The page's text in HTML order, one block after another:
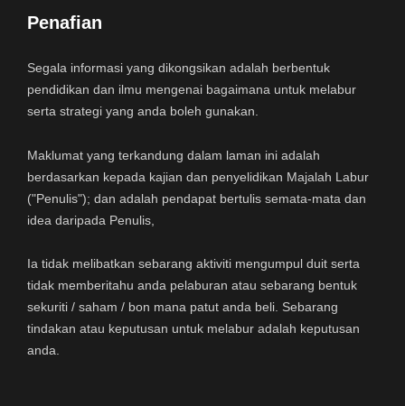
Penafian
Segala informasi yang dikongsikan adalah berbentuk
pendidikan dan ilmu mengenai bagaimana untuk melabur
serta strategi yang anda boleh gunakan.
Maklumat yang terkandung dalam laman ini adalah
berdasarkan kepada kajian dan penyelidikan Majalah Labur
("Penulis"); dan adalah pendapat bertulis semata-mata dan
idea daripada Penulis,
Ia tidak melibatkan sebarang aktiviti mengumpul duit serta
tidak memberitahu anda pelaburan atau sebarang bentuk
sekuriti / saham / bon mana patut anda beli. Sebarang
tindakan atau keputusan untuk melabur adalah keputusan
anda.